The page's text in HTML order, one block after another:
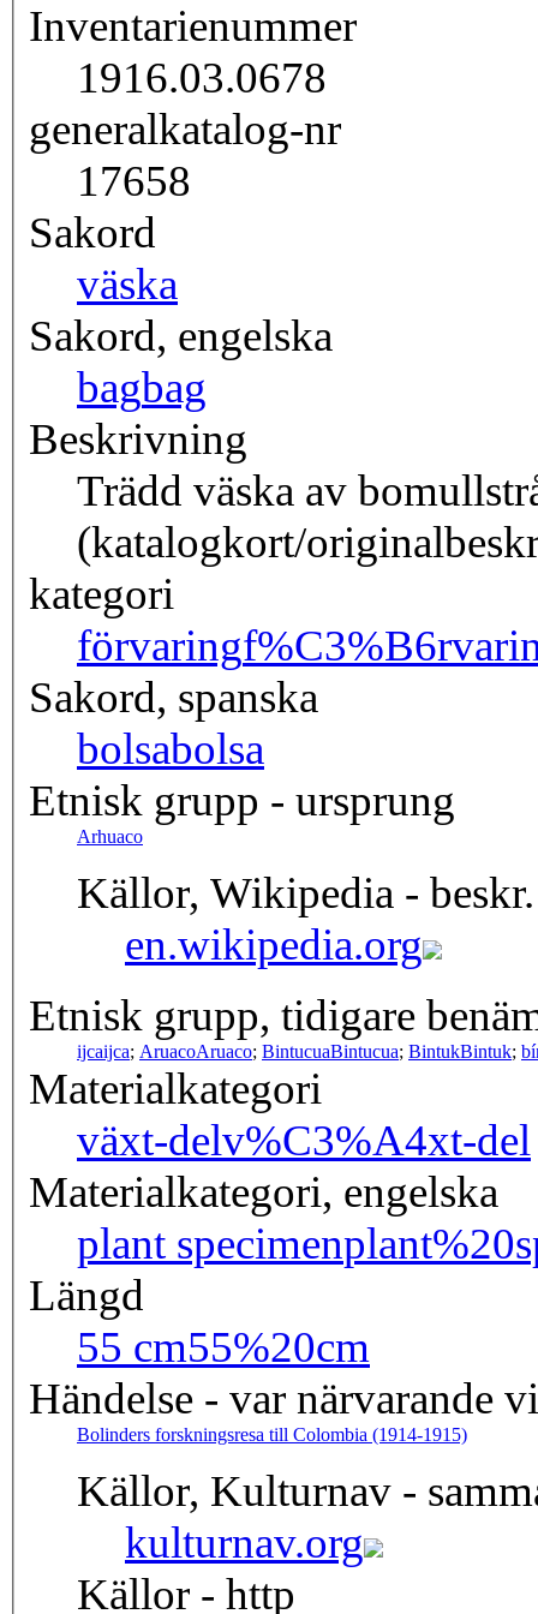
Inventarienummer
1916.03.0678
generalkatalog-nr
17658
Sakord
väska
Sakord, engelska
bagbag
Beskrivning
Trädd väska av
(katalogkort/
kategori
förvaring
Sakord, spanska
bolsabolsa
Etnisk grupp - ursprung
Arhuaco
Källor, Wikipedia -
en.wikipedia.org
Etnisk grupp, tidigare
ijcaijca; AruacoAruaco; BintucuaBintucua; BintukBintuk;
Materialkategori
växt-delv%C3%A4xt-del
Materialkategori, engelska
plant specimen
Längd
55 cm55%20cm
Händelse - var närvarande
Bolinders forskningsresa till Colombia (1914-1915)
Källor, Kulturnav -
kulturnav.org
Källor - http